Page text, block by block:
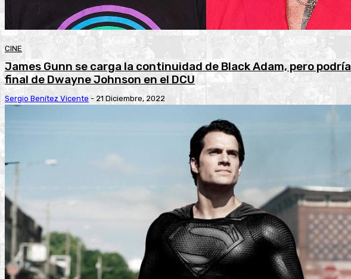
CINE
James Gunn se carga la continuidad de Black Adam, pero
final de Dwayne Johnson en el DCU
Sergio Benítez Vicente - 21 Diciembre, 2022